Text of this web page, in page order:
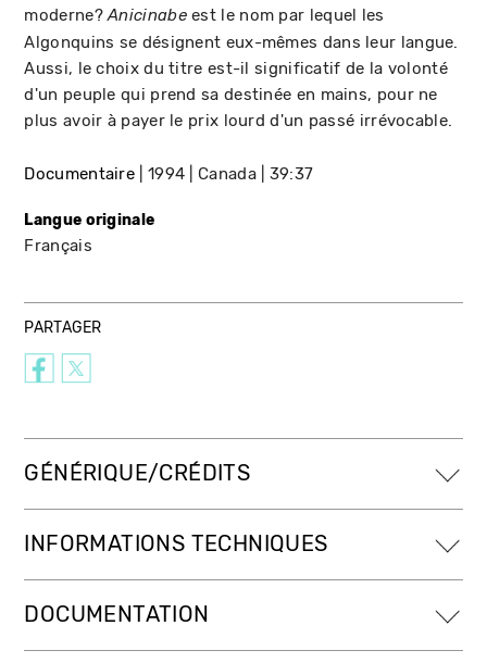
moderne?Anicinabeest le nom par lequel les
Algonquins se désignent eux-mêmes dans leur langue.
Aussi, le choix du titre est-il significatif de la volonté
d'un peuple qui prend sa destinée en mains, pour ne
plus avoir à payer le prix lourd d'un passé irrévocable.
Documentaire 1994 Canada 39:37
Langue originale
Français
PARTAGER
GÉNÉRIQUE/CRÉDITS
INFORMATIONS TECHNIQUES
DOCUMENTATION